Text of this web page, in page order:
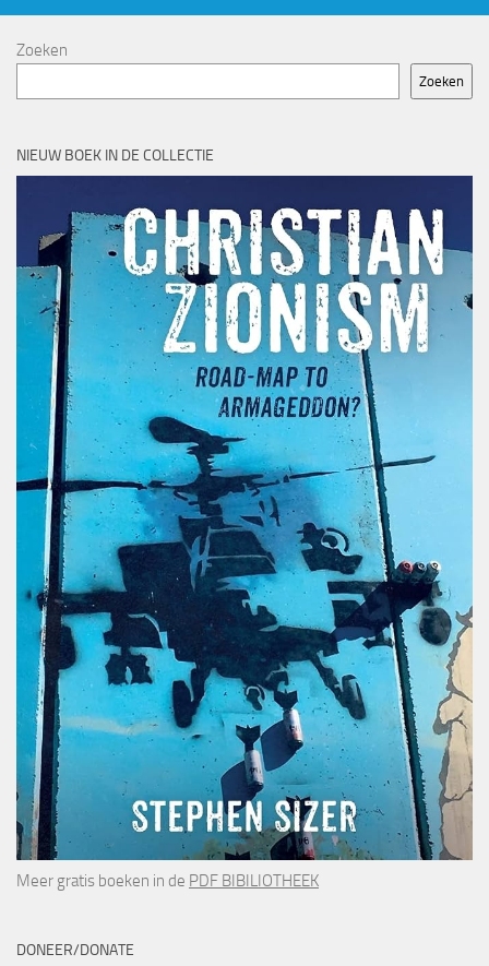
Zoeken
Zoeken
NIEUW BOEK IN DE COLLECTIE
Meer gratis boeken in de PDF BIBILIOTHEEK
DONEER/DONATE